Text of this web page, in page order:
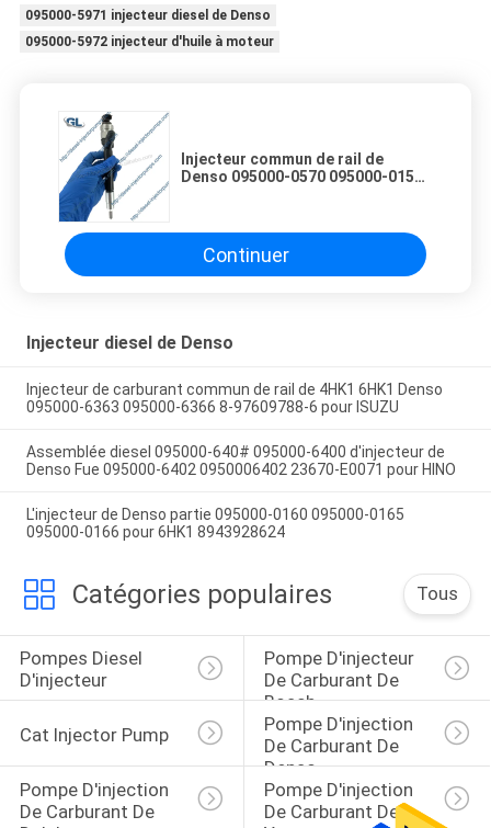
095000-5971 injecteur diesel de Denso
095000-5972 injecteur d'huile à moteur
Injecteur commun de rail de
Denso 095000-0570 095000-0150
Continuer
Injecteur diesel de Denso
Injecteur de carburant commun de rail de 4HK1 6HK1 Denso
095000-6363 095000-6366 8-97609788-6 pour ISUZU
Assemblée diesel 095000-640# 095000-6400 d'injecteur de
Denso Fue 095000-6402 0950006402 23670-E0071 pour HINO
L'injecteur de Denso partie 095000-0160 095000-0165
095000-0166 pour 6HK1 8943928624
Catégories populaires Tous
Pompes Diesel
D'injecteur
Pompe D'injecteur
De Carburant De
Bosch
Cat Injector Pump
Pompe D'injection
De Carburant De
Denso
Pompe D'injection
De Carburant De
Pompe D'injection
De Carburant De